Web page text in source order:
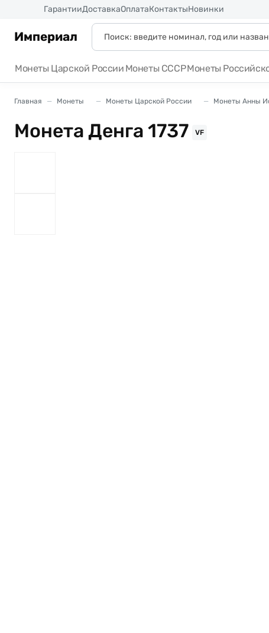
ГарантииДоставкаОплатаКонтактыНовинки
Империал
Монеты Царской России Монеты СССРМонеты
Главная Монеты Монеты Царской России Монеты Анны
Монета Денга 1737 VF